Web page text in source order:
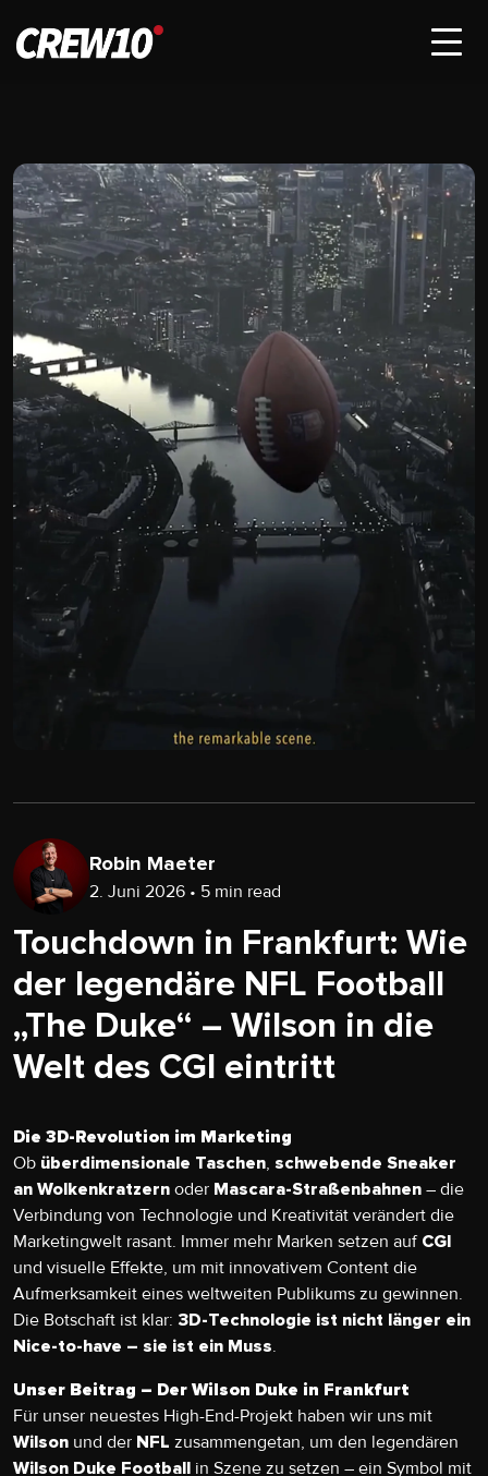
Robin Maeter
2. Juni 2026 • 5 min read
Touchdown in Frankfurt: Wie
der legendäre NFL Football
„The Duke“ – Wilson in die
Welt des CGI eintritt
Die 3D-Revolution im Marketing
Ob überdimensionale Taschen, schwebende Sneaker
an Wolkenkratzern oder Mascara-Straßenbahnen – die
Verbindung von Technologie und Kreativität verändert die
Marketingwelt rasant. Immer mehr Marken setzen auf CGI
und visuelle Effekte, um mit innovativem Content die
Aufmerksamkeit eines weltweiten Publikums zu gewinnen.
Die Botschaft ist klar: 3D-Technologie ist nicht länger ein
Nice-to-have – sie ist ein Muss.
Unser Beitrag – Der Wilson Duke in Frankfurt
Für unser neuestes High-End-Projekt haben wir uns mit
Wilson und der NFL zusammengetan, um den legendären
Wilson Duke Football
in Szene zu setzen – ein Symbol mit